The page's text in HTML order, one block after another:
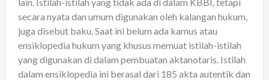
secara nyata dan umum digunakan oleh kalangan hukum,
juga disebut baku. Saat ini belum ada kamus atau
ensiklopedia hukum yang khusus memuat istilah-istilah
yang digunakan di dalam pembuatan aktanotaris. Istilah
dalam ensiklopedia ini berasal dari 185 akta autentik dan